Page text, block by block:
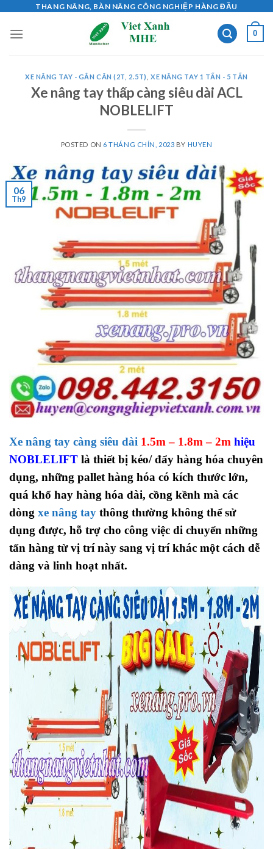
content
THANG NÂNG, BÀN NÂNG CÔNG NGHIỆP HÀNG ĐẦU
0
XE NÂNG TAY - GẮN CÂN (2T, 2.5T) ,XE NÂNG TAY 1 TẤN - 5 TẤN
Xe nâng tay thấp càng siêu dài ACL
NOBLELIFT
POSTED ON 6 THÁNG CHÍN, 2023 BY HUYEN
06
Th9
Xe nâng tay càng siêu dài 1.5m – 1.8m – 2m hiệu
NOBLELIFT là thiết bị kéo/ đẩy hàng hóa chuyên
dụng, những pallet hàng hóa có kích thước lớn,
quá khổ hay hàng hóa dài, cồng kềnh mà các
dòng xe nâng tay thông thường không thể sử
dụng được, hỗ trợ cho công việc di chuyển những
tấn hàng từ vị trí này sang vị trí khác một cách dễ
dàng và linh hoạt nhất.